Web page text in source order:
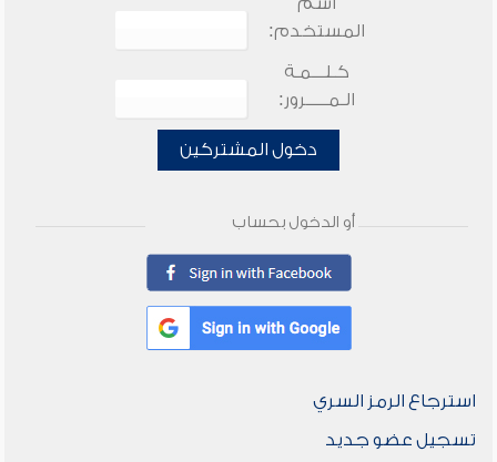
المستخدم:
كـلـــمـة
الـمـــــرور:
دخول المشتركين
أو الدخول بحساب
استرجاع الرمز السري
تسجيل عضو جديد